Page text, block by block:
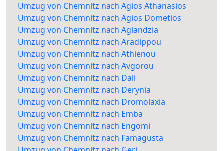
Umzug von Chemnitz nach Agios Athanasios
Umzug von Chemnitz nach Agios Dometios
Umzug von Chemnitz nach Aglandzia
Umzug von Chemnitz nach Aradippou
Umzug von Chemnitz nach Athienou
Umzug von Chemnitz nach Avgorou
Umzug von Chemnitz nach Dali
Umzug von Chemnitz nach Derynia
Umzug von Chemnitz nach Dromolaxia
Umzug von Chemnitz nach Emba
Umzug von Chemnitz nach Engomi
Umzug von Chemnitz nach Famagusta